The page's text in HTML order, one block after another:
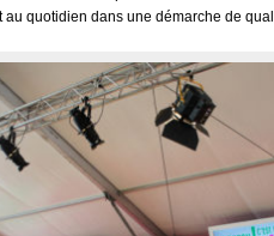
au quotidien dans une démarche de